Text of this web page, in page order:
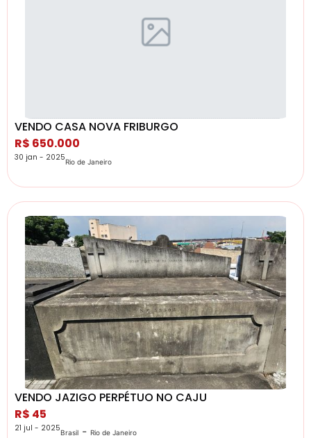
VENDO CASA NOVA FRIBURGO
R$ 650.000
30 jan - 2025Rio de Janeiro
VENDO JAZIGO PERPÉTUO NO CAJU
R$ 45
21 jul - 2025Brasil - Rio de Janeiro